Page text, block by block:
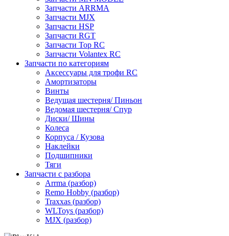
Запчасти ARRMA
Запчасти MJX
Запчасти HSP
Запчасти RGT
Запчасти Top RC
Запчасти Volantex RC
Запчасти по категориям
Аксессуары для трофи RC
Амортизаторы
Винты
Ведущая шестерня/ Пиньон
Ведомая шестерня/ Спур
Диски/ Шины
Колеса
Корпуса / Кузова
Наклейки
Подшипники
Тяги
Запчасти с разбора
Arrma (разбор)
Remo Hobby (разбор)
Traxxas (разбор)
WLToys (разбор)
MJX (разбор)